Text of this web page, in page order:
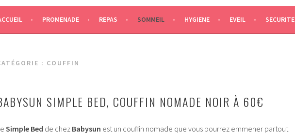
PROMENADE REPAS SOMMEIL HYGIENE EVEIL SECURITE
: COUFFIN
SIMPLE BED, COUFFIN NOMADE NOIR À 60€
Simple Bed de chez Babysun est un couffin nomade que vous pourrez emmener partout